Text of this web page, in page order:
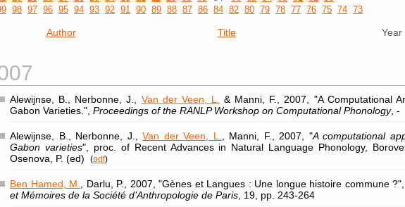
98 97 96 95 94 93 92 91 90 89 88 87 86 84 82 80 79 78 77 76 75 74 73
Author Title Year
Alewijnse, B., Nerbonne, J., Van der Veen, L.
& Manni, F., 2007, "A Computational
Gabon Varieties.", Proceedings of the RANLP Workshop on Computational Phonology, -
Alewijnse, B., Nerbonne, J., Van der Veen, L. , Manni, F., 2007, "A computational
Gabon varieties", proc. of Recent Advances in Natural Language Phonology,
Osenova, P. (ed)
(pdf)
Ben Hamed, M. , Darlu, P., 2007, "Gènes et Langues : Une longue histoire commune
et Mémoires de la Société d’Anthropologie de Paris , 19, pp. 243-264